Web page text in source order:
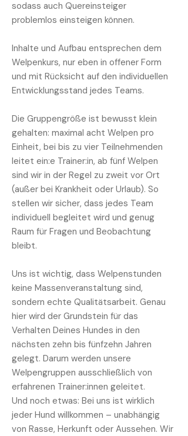
sodass auch Quereinsteiger
problemlos einsteigen können.
Inhalte und Aufbau entsprechen dem
Welpenkurs, nur eben in offener Form
und mit Rücksicht auf den individuellen
Entwicklungsstand jedes Teams.
Die Gruppengröße ist bewusst klein
gehalten: maximal acht Welpen pro
Einheit, bei bis zu vier Teilnehmenden
leitet ein:e Trainer:in, ab fünf Welpen
sind wir in der Regel zu zweit vor Ort
(außer bei Krankheit oder Urlaub). So
stellen wir sicher, dass jedes Team
individuell begleitet wird und genug
Raum für Fragen und Beobachtung
bleibt.
Uns ist wichtig, dass Welpenstunden
keine Massenveranstaltung sind,
sondern echte Qualitätsarbeit. Genau
hier wird der Grundstein für das
Verhalten Deines Hundes in den
nächsten zehn bis fünfzehn Jahren
gelegt. Darum werden unsere
Welpengruppen ausschließlich von
erfahrenen Trainer:innen geleitet.
Und noch etwas: Bei uns ist wirklich
jeder Hund willkommen – unabhängig
von Rasse, Herkunft oder Aussehen. Wir